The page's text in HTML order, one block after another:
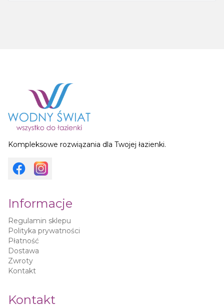
Kompleksowe rozwiązania dla Twojej łazienki.
Informacje
Regulamin sklepu
Polityka prywatności
Płatność
Dostawa
Zwroty
Kontakt
Kontakt